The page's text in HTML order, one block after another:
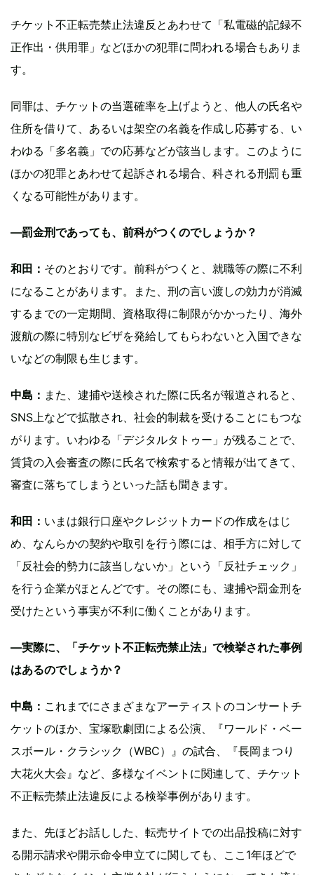
チケット不正転売禁止法違反とあわせて「私電磁的記録不
正作出・供用罪」などほかの犯罪に問われる場合もありま
す。
同罪は、チケットの当選確率を上げようと、他人の氏名や
住所を借りて、あるいは架空の名義を作成し応募する、い
わゆる「多名義」での応募などが該当します。このように
ほかの犯罪とあわせて起訴される場合、科される刑罰も重
くなる可能性があります。
—罰金刑であっても、前科がつくのでしょうか？
和田： そのとおりです。前科がつくと、就職等の際に不利
になることがあります。また、刑の言い渡しの効力が消滅
するまでの一定期間、資格取得に制限がかかったり、海外
渡航の際に特別なビザを発給してもらわないと入国できな
いなどの制限も生じます。
中島： また、逮捕や送検された際に氏名が報道されると、
SNS上などで拡散され、社会的制裁を受けることにもつな
がります。いわゆる「デジタルタトゥー」が残ることで、
賃貸の入会審査の際に氏名で検索すると情報が出てきて、
審査に落ちてしまうといった話も聞きます。
和田： いまは銀行口座やクレジットカードの作成をはじ
め、なんらかの契約や取引を行う際には、相手方に対して
「反社会的勢力に該当しないか」という「反社チェック」
を行う企業がほとんどです。その際にも、逮捕や罰金刑を
受けたという事実が不利に働くことがあります。
—実際に、「チケット不正転売禁止法」で検挙された事例
はあるのでしょうか？
中島： これまでにさまざまなアーティストのコンサートチ
ケットのほか、宝塚歌劇団による公演、『ワールド・ベー
スボール・クラシック（WBC）』の試合、『長岡まつり
大花火大会』など、多様なイベントに関連して、チケット
不正転売禁止法違反による検挙事例があります。
また、先ほどお話しした、転売サイトでの出品投稿に対す
る開示請求や開示命令申立てに関しても、ここ1年ほどで